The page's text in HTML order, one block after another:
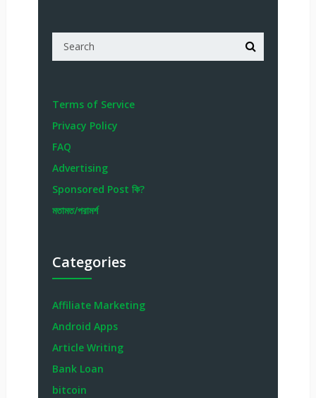
Terms of Service
Privacy Policy
FAQ
Advertising
Sponsored Post কি?
মতামত/পরামর্শ
Categories
Affiliate Marketing
Android Apps
Article Writing
Bank Loan
bitcoin